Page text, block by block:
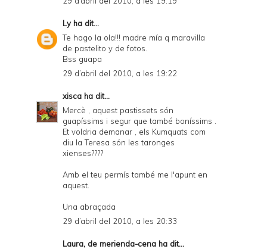
Lyha dit...
Te hago la ola!!! madre mía q maravilla
de pastelito y de fotos.
Bss guapa
29 d’abril del 2010, a les 19:22
xisca ha dit...
Mercè , aquest pastissets són
guapíssims i segur que també boníssims .
Et voldria demanar , els Kumquats com
diu la Teresa són les taronges
xienses????
Amb el teu permís també me l'apunt en
aquest.
Una abraçada
29 d’abril del 2010, a les 20:33
Laura, de merienda-cena ha dit...